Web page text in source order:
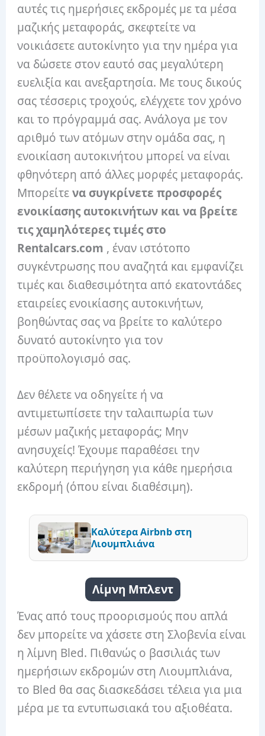
αυτές τις ημερήσιες εκδρομές με τα μέσα
μαζικής μεταφοράς, σκεφτείτε να
νοικιάσετε αυτοκίνητο για την ημέρα για
να δώσετε στον εαυτό σας μεγαλύτερη
ευελιξία και ανεξαρτησία. Με τους δικούς
σας τέσσερις τροχούς, ελέγχετε τον χρόνο
και το πρόγραμμά σας. Ανάλογα με τον
αριθμό των ατόμων στην ομάδα σας, η
ενοικίαση αυτοκινήτου μπορεί να είναι
φθηνότερη από άλλες μορφές μεταφοράς.
Μπορείτενα συγκρίνετε προσφορές
ενοικίασης αυτοκινήτων και να βρείτε
τις χαμηλότερες τιμές στο
Rentalcars.com , έναν ιστότοπο
συγκέντρωσης που αναζητά και εμφανίζει
τιμές και διαθεσιμότητα από εκατοντάδες
εταιρείες ενοικίασης αυτοκινήτων,
βοηθώντας σας να βρείτε το καλύτερο
δυνατό αυτοκίνητο για τον
προϋπολογισμό σας.
Δεν θέλετε να οδηγείτε ή να
αντιμετωπίσετε την ταλαιπωρία των
μέσων μαζικής μεταφοράς; Μην
ανησυχείς! Έχουμε παραθέσει την
καλύτερη περιήγηση για κάθε ημερήσια
εκδρομή (όπου είναι διαθέσιμη).
Καλύτερα Airbnb στη
Λιουμπλιάνα
Λίμνη Μπλεντ
Ένας από τους προορισμούς που απλά
δεν μπορείτε να χάσετε στη Σλοβενία ​​είναι
η λίμνη Bled. Πιθανώς ο βασιλιάς των
ημερήσιων εκδρομών στη Λιουμπλιάνα,
το Bled θα σας διασκεδάσει τέλεια για μια
μέρα με τα εντυπωσιακά του αξιοθέατα.